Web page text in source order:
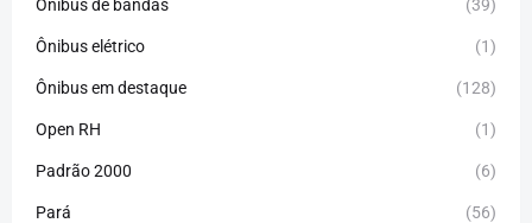
Ônibus de bandas (39)
Ônibus elétrico (1)
Ônibus em destaque (128)
Open RH (1)
Padrão 2000 (6)
Pará (56)